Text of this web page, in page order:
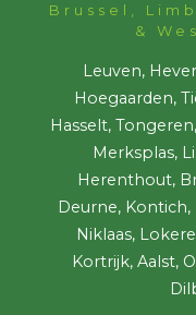
Brussel,
&
Leuven,
Hoegaarden,
Hasselt,
Merksplas,
Herenthout,
Deurne,
Niklaas,
Kortrijk, Aalst,